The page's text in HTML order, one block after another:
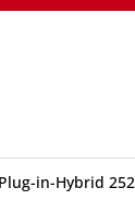
in-Hybrid